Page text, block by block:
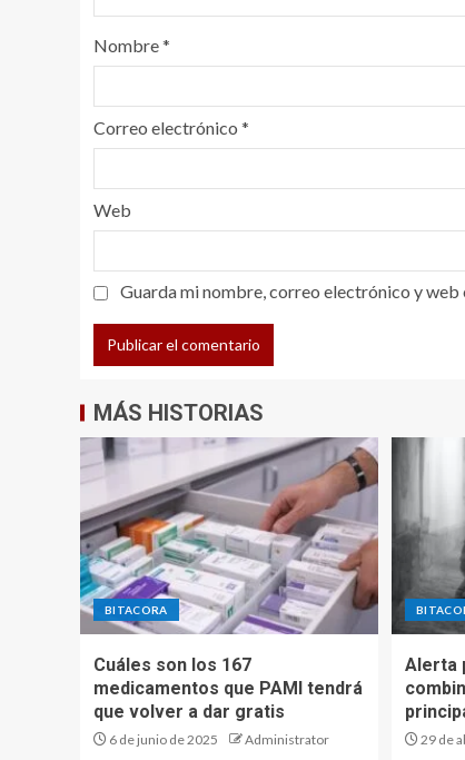
Nombre*
Correo electrónico *
Web
Guarda mi nombre, correo electrónico y web
MÁS HISTORIAS
BITACORA
Cuáles son los 167
medicamentos que PAMI tendrá
que volver a dar gratis
6 de junio de 2025 Administrator
Alerta
29 de